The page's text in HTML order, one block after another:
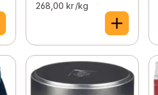
268,00 kr /kg